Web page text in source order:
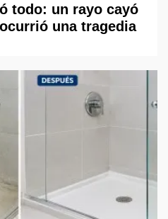
todo: un rayo cayó
una tragedia